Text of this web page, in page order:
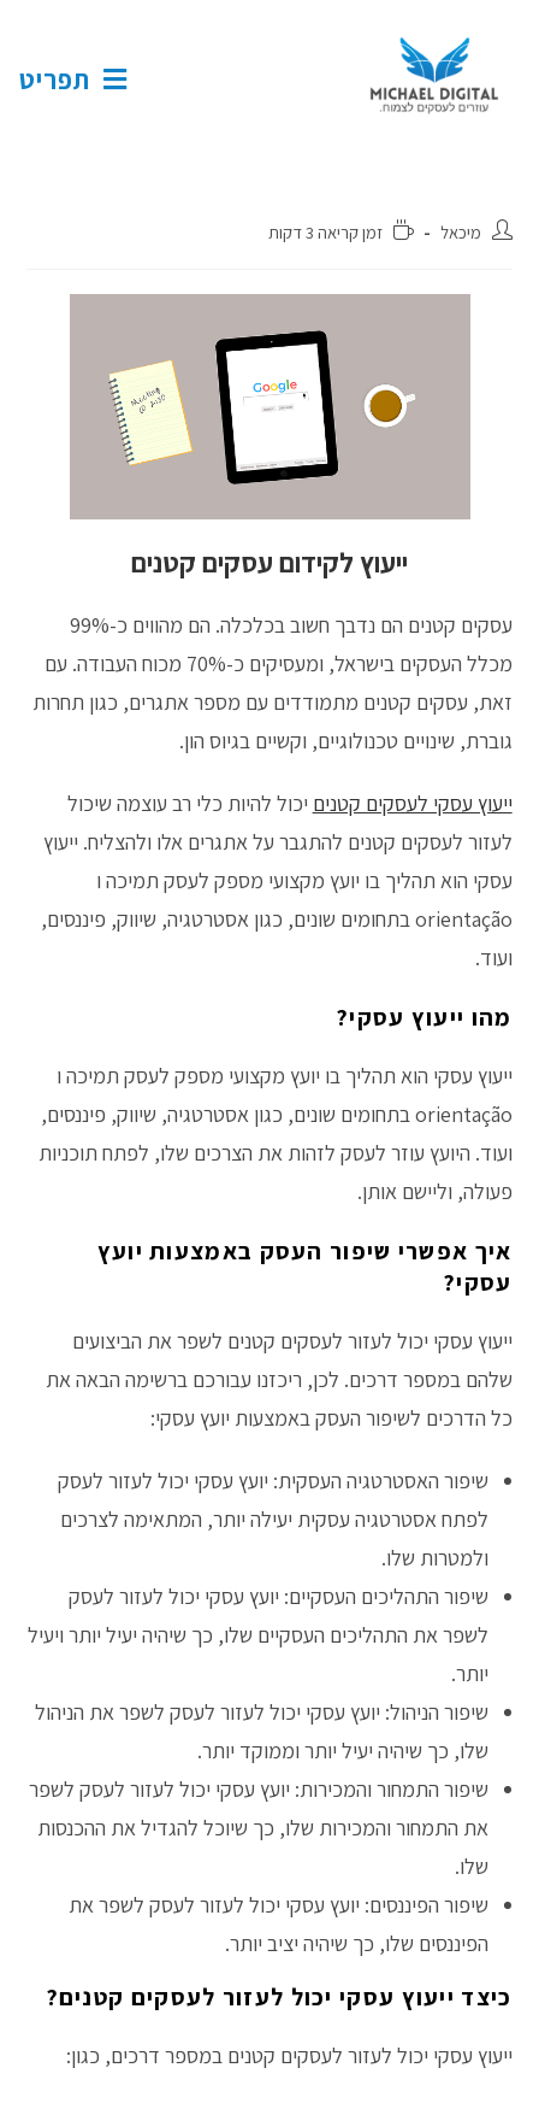
תפריט
מיכאל זמן קריאה 3 דקות
ייעוץ לקידום עסקים קטנים
עסקים קטנים הם נדבך חשוב בכלכלה. הם מהווים כ-99%
מכלל העסקים בישראל, ומעסיקים כ-70% מכוח העבודה. עם
זאת, עסקים קטנים מתמודדים עם מספר אתגרים, כגון תחרות
גוברת, שינויים טכנולוגיים, וקשיים בגיוס הון.
ייעוץ עסקי לעסקים קטנים יכול להיות כלי רב עוצמה שיכול
לעזור לעסקים קטנים להתגבר על אתגרים אלו ולהצליח. ייעוץ
עסקי הוא תהליך בו יועץ מקצועי מספק לעסק תמיכה ו
orientação בתחומים שונים, כגון אסטרטגיה, שיווק, פיננסים,
ועוד.
מהו ייעוץ עסקי?
ייעוץ עסקי הוא תהליך בו יועץ מקצועי מספק לעסק תמיכה ו
orientação בתחומים שונים, כגון אסטרטגיה, שיווק, פיננסים,
ועוד. היועץ עוזר לעסק לזהות את הצרכים שלו, לפתח תוכניות
פעולה, וליישם אותן.
איך אפשרי שיפור העסק באמצעות יועץ
עסקי?
ייעוץ עסקי יכול לעזור לעסקים קטנים לשפר את הביצועים
שלהם במספר דרכים. לכן, ריכזנו עבורכם ברשימה הבאה את
כל הדרכים לשיפור העסק באמצעות יועץ עסקי:
שיפור האסטרטגיה העסקית: יועץ עסקי יכול לעזור לעסק
לפתח אסטרטגיה עסקית יעילה יותר, המתאימה לצרכים
ולמטרות שלו.
שיפור התהליכים העסקיים: יועץ עסקי יכול לעזור לעסק
לשפר את התהליכים העסקיים שלו, כך שיהיה יעיל יותר ויעיל
יותר.
שיפור הניהול: יועץ עסקי יכול לעזור לעסק לשפר את הניהול
שלו, כך שיהיה יעיל יותר וממוקד יותר.
שיפור התמחור והמכירות: יועץ עסקי יכול לעזור לעסק לשפר
את התמחור והמכירות שלו, כך שיוכל להגדיל את ההכנסות
שלו.
שיפור הפיננסים: יועץ עסקי יכול לעזור לעסק לשפר את
הפיננסים שלו, כך שיהיה יציב יותר.
כיצד ייעוץ עסקי יכול לעזור לעסקים קטנים?
ייעוץ עסקי יכול לעזור לעסקים קטנים במספר דרכים, כגון: